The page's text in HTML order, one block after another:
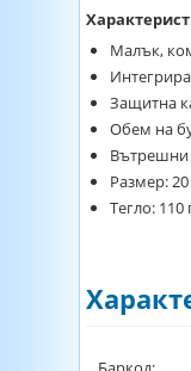
Малък,
Защитна
Обем на
Вътрешни
Размер:
Тегло: 110